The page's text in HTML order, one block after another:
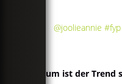
@joolieannie #fyp
Warum ist der Trend